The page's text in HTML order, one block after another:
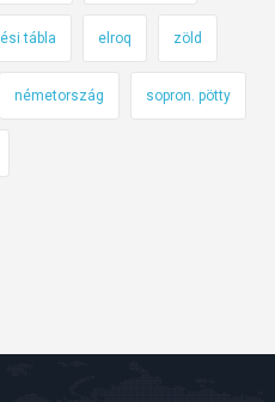
tábla elroq zöld
németország sopron. pötty